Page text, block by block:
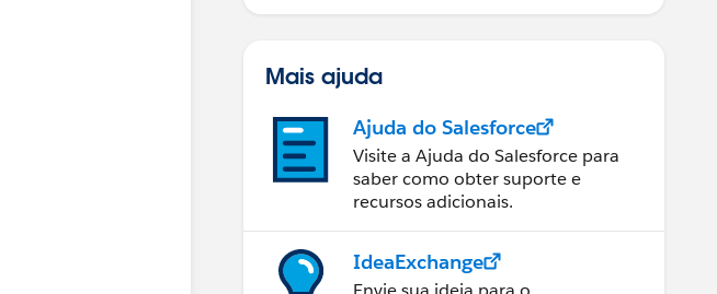
Mais ajuda
Ajuda do Salesforce
Visite a Ajuda do Salesforce para
saber como obter suporte e
recursos adicionais.
IdeaExchange